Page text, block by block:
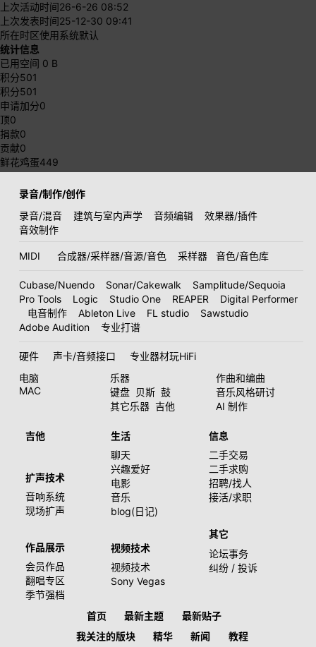
上次活动时间26-6-26 08:52
上次发表时间25-12-30 09:41
所在时区使用系统默认
统计信息
已用空间 0 B
积分501
积分501
申请加分0
顶0
捐款0
贡献0
鲜花鸡蛋449
录音/制作/创作
录音/混音
建筑与室内声学 音频编辑
效果器/插件
音效制作
MIDI 合成器/采样器/音源/音色 采样器 音色/音色库
Cubase/Nuendo Sonar/Cakewalk
Samplitude/Sequoia
Pro Tools
Logic Studio One REAPER
Digital Performer
电音制作
Ableton Live FL studio
Sawstudio
Adobe Audition
专业打谱
硬件 声卡/音频接口
专业器材玩HiFi
电脑
MAC
乐器
键盘 贝斯 鼓
其它乐器 吉他
作曲和编曲
音乐风格研讨
AI 制作
吉他
扩声技术
音响系统
现场扩声
作品展示
会员作品
翻唱专区
季节强档
生活
聊天
兴趣爱好
电影
音乐
blog(日记)
视频技术
视频技术
Sony Vegas
信息
二手交易
二手求购
招聘/找人
接活/求职
其它
论坛事务
纠纷 / 投诉
首页 最新主题
最新贴子
我关注的版块
精华 新闻 教程